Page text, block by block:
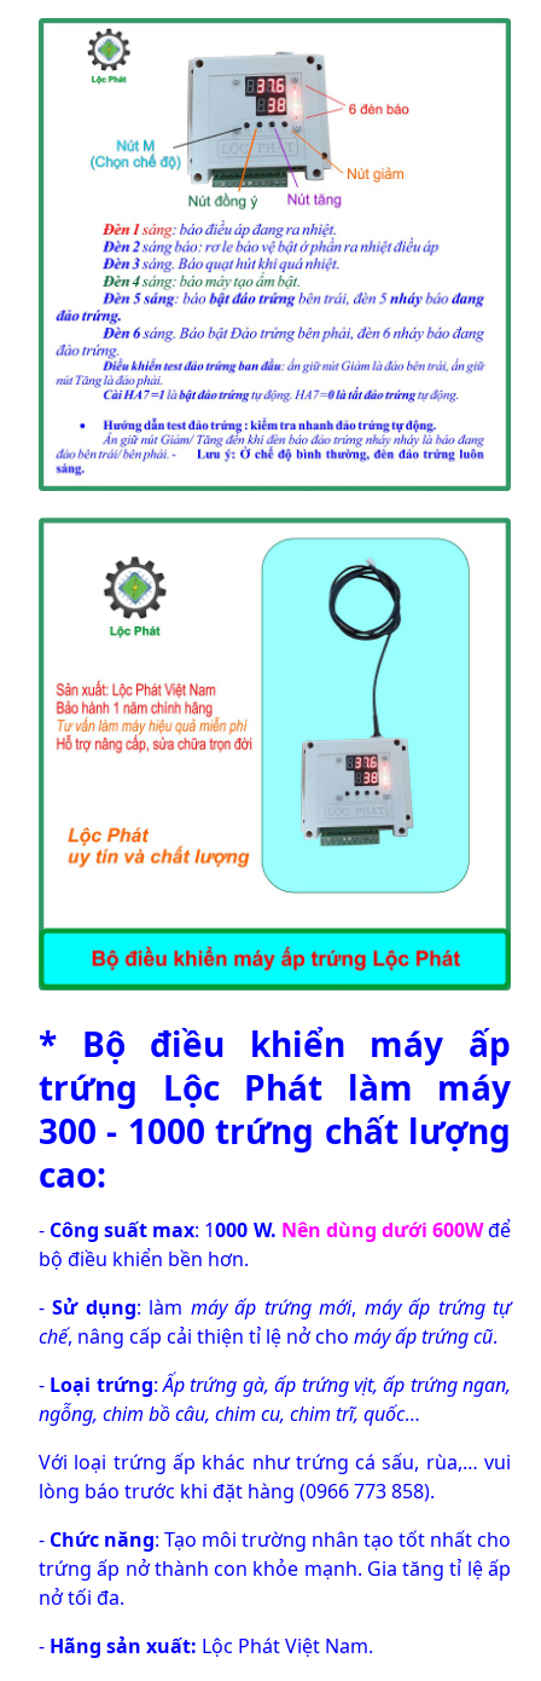
* Bộ điều khiển máy ấp
trứng Lộc Phát làm máy
300 - 1000 trứng chất lượng
cao:
- Công suất max: 1000 W. Nên dùng dưới 600Wđể
bộ điều khiển bền hơn.
-Sử dụng: làm máy ấp trứng mới, máy ấp trứng tự
chế, nâng cấp cải thiện tỉ lệ nở cho máy ấp trứng cũ.
- Loại trứng:Ấp trứng gà, ấp trứng vịt, ấp trứng ngan,
ngỗng, chim bồ câu, chim cu, chim trĩ, quốc…
Với loại trứng ấp khác như trứng cá sấu, rùa,… vui
lòng báo trước khi đặt hàng (0966 773 858).
- Chức năng: Tạo môi trường nhân tạo tốt nhất cho
trứng ấp nở thành con khỏe mạnh. Gia tăng tỉ lệ ấp
nở tối đa.
- Hãng sản xuất: Lộc Phát Việt Nam.